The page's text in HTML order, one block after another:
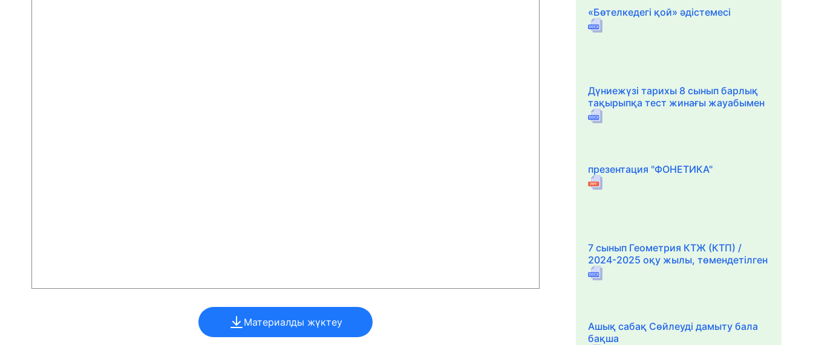
Материалды жүктеу
«Бөтелкедегі қой» әдістемесі
Дүниежүзі тарихы 8 сынып барлық
тақырыпқа тест жинағы жауабымен
презентация "ФОНЕТИКА"
7 сынып Геометрия КТЖ (КТП) /
2024-2025 оқу жылы, төмендетілген
Ашық сабақ Сөйлеуді дамыту бала
бақша